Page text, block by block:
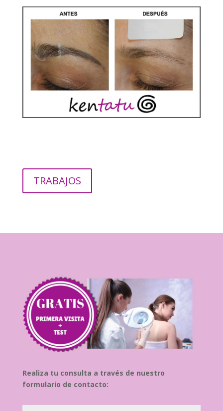
TRABAJOS
Realiza tu consulta a través de nuestro
formulario de contacto: